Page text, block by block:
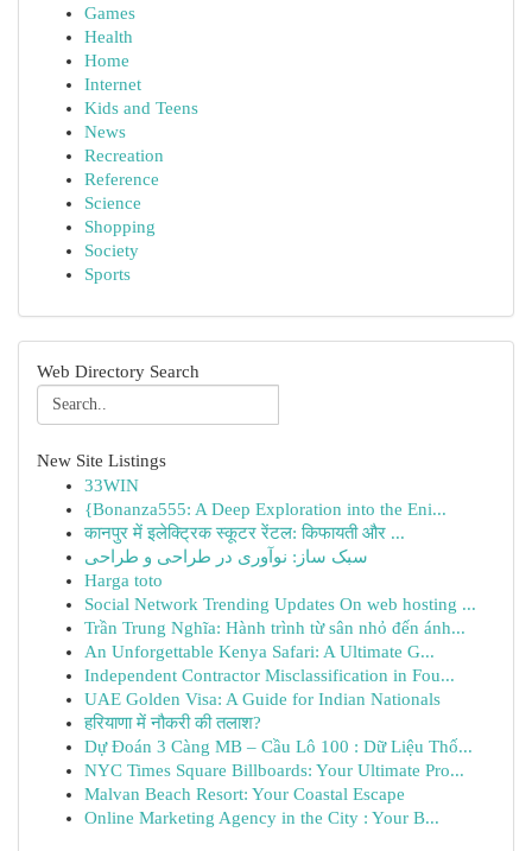
Games
Health
Home
Internet
Kids and Teens
News
Recreation
Reference
Science
Shopping
Society
Sports
Web Directory Search
New Site Listings
33WIN
{Bonanza555: A Deep Exploration into the Eni...
कानपुर में इलेक्ट्रिक स्कूटर रेंटल: किफायती और ...
سبک ساز: نوآوری در طراحی و طراحی
Harga toto
Social Network Trending Updates On web hosting ...
Trần Trung Nghĩa: Hành trình từ sân nhỏ đến ánh...
An Unforgettable Kenya Safari: A Ultimate G...
Independent Contractor Misclassification in Fou...
UAE Golden Visa: A Guide for Indian Nationals
हरियाणा में नौकरी की तलाश?
Dự Đoán 3 Càng MB – Cầu Lô 100 : Dữ Liệu Thố...
NYC Times Square Billboards: Your Ultimate Pro...
Malvan Beach Resort: Your Coastal Escape
Online Marketing Agency in the City : Your B...